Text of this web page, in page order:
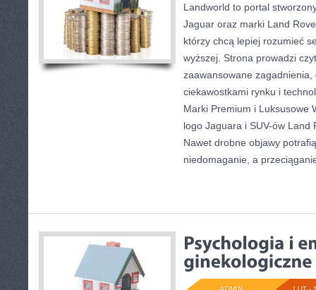
Landworld to portal
Jaguar oraz marki Land
którzy chcą lepiej rozumieć
wyższej. Strona prowadzi
zaawansowane zagadnienia,
ciekawostkami rynku i
Marki Premium i Luksusowe
logo Jaguara i SUV-ów Land
Nawet drobne objawy
niedomaganie, a